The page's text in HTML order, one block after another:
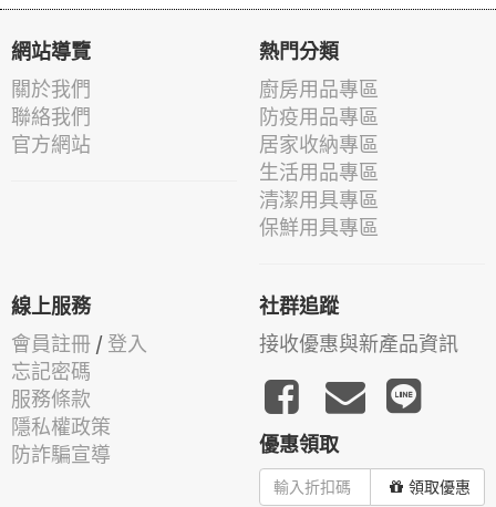
網站導覽
關於我們
聯絡我們
官方網站
熱門分類
廚房用品專區
防疫用品專區
居家收納專區
生活用品專區
清潔用具專區
保鮮用具專區
線上服務
會員註冊 / 登入
忘記密碼
服務條款
隱私權政策
防詐騙宣導
社群追蹤
接收優惠與新產品資訊
優惠領取
領取優惠